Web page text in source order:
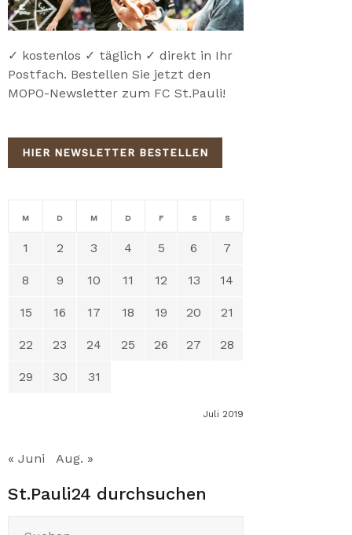
✓ kostenlos ✓ täglich ✓ direkt in Ihr
Postfach. Bestellen Sie jetzt den
MOPO-Newsletter zum FC St.Pauli!
HIER NEWSLETTER BESTELLEN
Juli 2019
M D M D F S S
1 2 3 4 5 6 7
8 9 10 11 12 13 14
15 16 17 18 19 20 21
22 23 24 25 26 27 28
29 30 31
« Juni Aug. »
St.Pauli24 durchsuchen